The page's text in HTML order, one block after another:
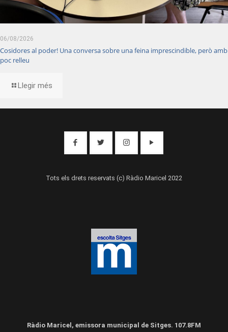
06/08/2026
Cosidores al poder! Una conversa sobre una feina imprescindible, però amb
poc relleu
Llegir més
Tots els drets reservats (c) Ràdio Maricel 2022
Ràdio Maricel, emissora municipal de Sitges. 107.8FM